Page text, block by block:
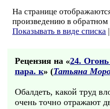
На странице
произведению в обратном
Показывать в виде списка |
Рецензия на «24.
пара. к» (Татьяна
Обалдеть, какой труд
очень точно отражают